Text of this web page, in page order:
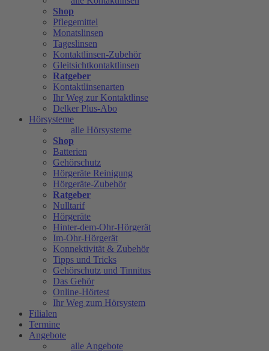
Shop
Pflegemittel
Monatslinsen
Tageslinsen
Kontaktlinsen-Zubehör
Gleitsichtkontaktlinsen
Ratgeber
Kontaktlinsenarten
Ihr Weg zur Kontaktlinse
Delker Plus-Abo
Hörsysteme
alle Hörsysteme
Shop
Batterien
Gehörschutz
Hörgeräte Reinigung
Hörgeräte-Zubehör
Ratgeber
Nulltarif
Hörgeräte
Hinter-dem-Ohr-Hörgerät
Im-Ohr-Hörgerät
Konnektivität & Zubehör
Tipps und Tricks
Gehörschutz und Tinnitus
Das Gehör
Online-Hörtest
Ihr Weg zum Hörsystem
Filialen
Termine
Angebote
alle Angebote